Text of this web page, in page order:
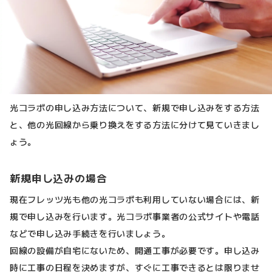
光コラボの申し込み方法について、新規で申し込みをする方法
と、他の光回線から乗り換えをする方法に分けて見ていきまし
ょう。
新規申し込みの場合
現在フレッツ光も他の光コラボも利用していない場合には、新
規で申し込みを行います。光コラボ事業者の公式サイトや電話
などで申し込み手続きを行いましょう。
回線の設備が自宅にないため、開通工事が必要です。申し込み
時に工事の日程を決めますが、すぐに工事できるとは限りませ